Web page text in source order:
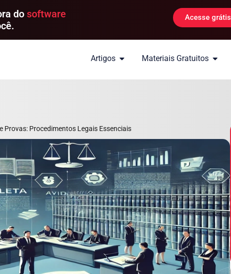
dosoftware
Acesse grátis
Artigos Materiais Gratuitos
Provas: Procedimentos Legais Essenciais